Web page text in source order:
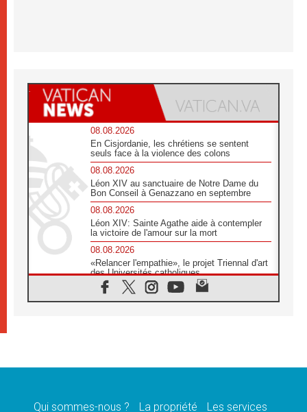
08.08.2026
En Cisjordanie, les chrétiens se sentent
seuls face à la violence des colons
08.08.2026
Léon XIV au sanctuaire de Notre Dame du
Bon Conseil à Genazzano en septembre
08.08.2026
Léon XIV: Sainte Agathe aide à contempler
la victoire de l'amour sur la mort
08.08.2026
«Relancer l'empathie», le projet Triennal d'art
des Universités catholiques
08.08.2026
Signis 2026, donner la parole aux religieuses
07.08.2026
07.08.2026
Qui sommes-nous ? La propriété Les services